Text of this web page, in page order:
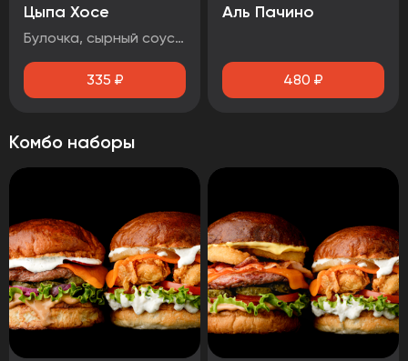
Цыпа Хосе
Булочка, сырный соус, маринованный огурец, айсберг, сыр чеддер, стрипсы
335 ₽
Аль Пачино
480 ₽
Комбо наборы